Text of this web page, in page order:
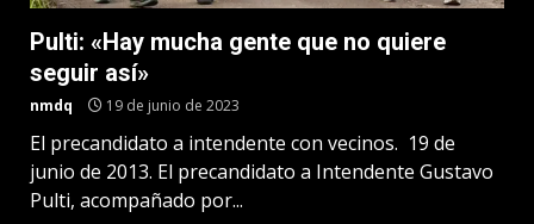
Pulti: «Hay mucha gente que no quiere
seguir así»
nmdq 19 de junio de 2023
El precandidato a intendente con vecinos. 19 de
junio de 2013. El precandidato a Intendente Gustavo
Pulti, acompañado por...